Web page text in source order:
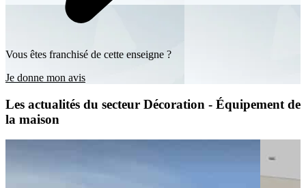
Vous êtes franchisé de cette enseigne ?
Je donne mon avis
Les actualités du secteur Décoration - Équipement de
la maison